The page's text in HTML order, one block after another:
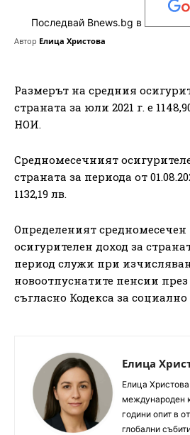
Последвай Bnews.bg в
Автор Елица Христова
Размерът на средния
страната за юли 2021 г. е
НОИ.
Средномесечният
страната за периода от
1132,19 лв.
Определеният средномесечен
осигурителен доход за
период служи при
новоотпуснатите пенсии през
съгласно Кодекса за
Елица
Елица
международен
години опит в
глобални